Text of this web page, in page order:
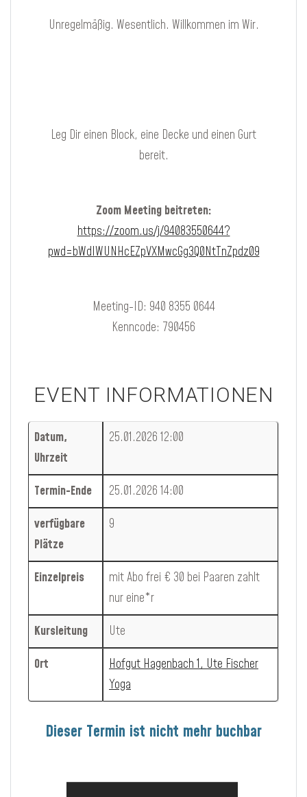
Unregelmäßig. Wesentlich. Willkommen im Wir.
Leg Dir einen Block, eine Decke und einen Gurt
bereit.
Zoom Meeting beitreten:
https://zoom.us/j/94083550644?
pwd=bWdIWUNHcEZpVXMwcGg3Q0NtTnZpdz09
Meeting-ID: 940 8355 0644
Kenncode: 790456
EVENT INFORMATIONEN
Datum,
Uhrzeit
25.01.2026 12:00
Termin-Ende
25.01.2026 14:00
verfügbare
Plätze
9
Einzelpreis
mit Abo frei € 30 bei Paaren zahlt
nur eine*r
Kursleitung
Ute
Ort
Hofgut Hagenbach 1, Ute Fischer
Yoga
Dieser Termin ist nicht mehr buchbar